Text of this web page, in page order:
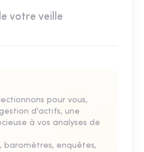
votre veille
pour vous,
d'actifs, une
à vos analyses de
baromètres, enquêtes,